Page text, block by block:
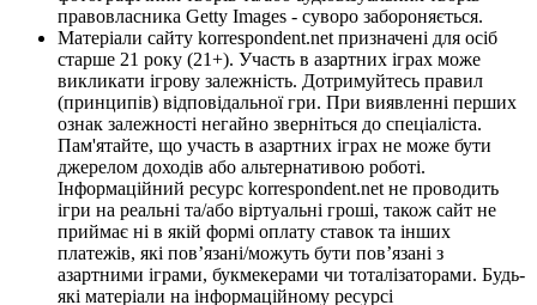
правовласника Getty Images - суворо забороняється.
Матеріали сайту korrespondent.net призначені для осіб
старше 21 року (21+). Участь в азартних іграх може
викликати ігрову залежність. Дотримуйтесь правил
(принципів) відповідальної гри. При виявленні перших
ознак залежності негайно зверніться до спеціаліста.
Пам'ятайте, що участь в азартних іграх не може бути
джерелом доходів або альтернативою роботі.
Інформаційний ресурс korrespondent.net не проводить
ігри на реальні та/або віртуальні гроші, також сайт не
приймає ні в якій формі оплату ставок та інших
платежів, які пов’язані/можуть бути пов’язані з
азартними іграми, букмекерами чи тоталізаторами. Будь-
які матеріали на інформаційному ресурсі